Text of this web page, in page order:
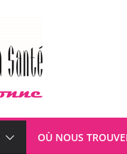
OÙ NOUS